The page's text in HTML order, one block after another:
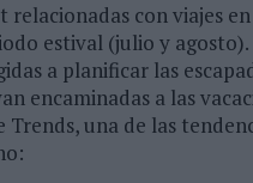
relacionadas con viajes
estival (julio y
a planificar las
encaminadas a las
una de las